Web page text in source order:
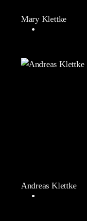
Mary Klettke
Andreas Klettke